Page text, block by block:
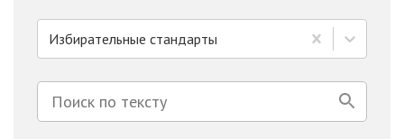
Избирательные стандарты